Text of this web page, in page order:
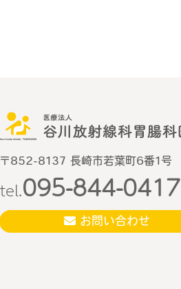
〒852-8137 長崎市若葉町6番1号
tel.095-844-0417
お問い合わせ